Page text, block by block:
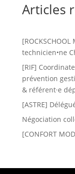
Articles
technicien•ne
[RIF]
prévention
& référent·e
[ASTRE]
Négociation
[CONFORT